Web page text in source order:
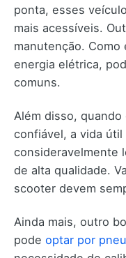
ponta, esses
mais acessíveis.
manutenção.
energia elétrica,
comuns.
Além disso, quando
confiável, a vida
consideravelmente
de alta qualidade.
scooter devem
Ainda mais, outro
pode optar por